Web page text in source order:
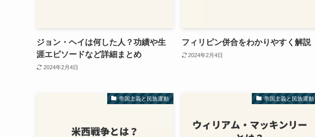
ジョン・ヘイは何した人？功績や生
涯エピソードなど詳細まとめ
2024年2月4日
フィリピン併合をわかりやすく解説
2024年2月4日
帝国主義と民族運動 帝国主義と民族運動